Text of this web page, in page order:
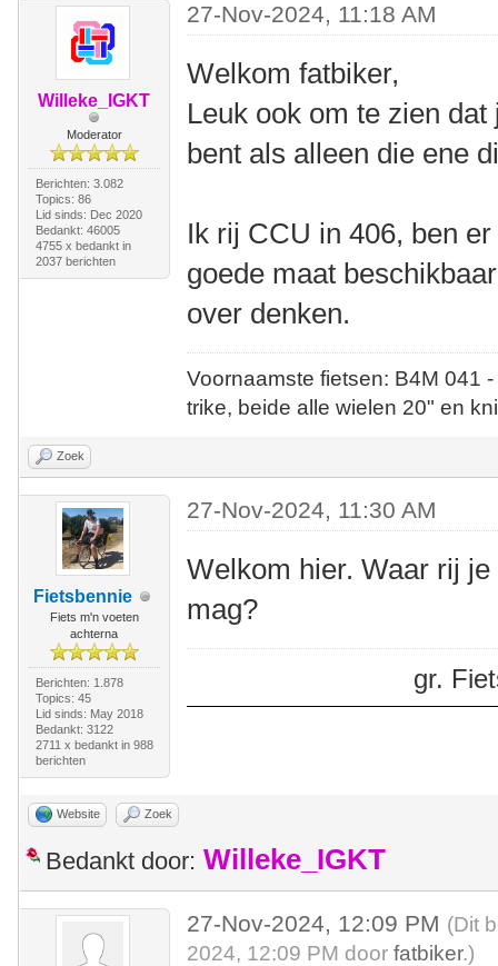
Willeke_IGKT
Moderator
Berichten: 3.082
Topics: 86
Lid sinds: Dec 2020
Bedankt: 46005
4755 x bedankt in
2037 berichten
27-Nov-2024, 11:18 AM
Welkom fatbiker,
Leuk ook om te zien
bent als alleen die ene
Ik rij CCU in 406, ben
goede maat
over denken.
Voornaamste fietsen: B4M
trike, beide alle wielen 20" en
Zoek
Fietsbennie
Fiets m'n voeten
achterna
Berichten: 1.878
Topics: 45
Lid sinds: May 2018
Bedankt: 3122
2711 x bedankt in 988
berichten
27-Nov-2024, 11:30 AM
Welkom hier. Waar rij
mag?
gr.
Website Zoek
Bedankt door: Willeke_IGKT
27-Nov-2024, 12:09 PM (Dit
2024, 12:09 PM doorfatbiker.)